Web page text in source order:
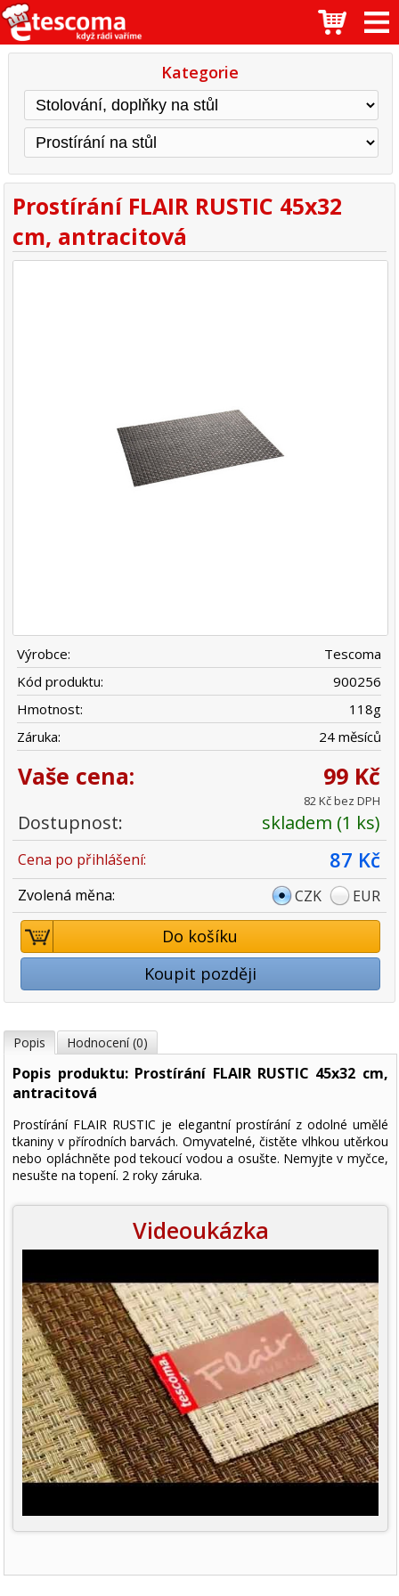
Kategorie
Prostírání FLAIR RUSTIC 45x32
cm, antracitová
Výrobce:
Tescoma
Kód produktu:
900256
Hmotnost:
118g
Záruka:
24 měsíců
Vaše cena: 99 Kč
82 Kč bez DPH
Dostupnost: skladem (1 ks)
Cena po přihlášení: 87 Kč
Zvolená měna: CZK EUR
Do košíku
Koupit později
Popis Hodnocení (0)
Popis produktu: Prostírání FLAIR RUSTIC 45x32 cm,
antracitová
Prostírání FLAIR RUSTIC je elegantní prostírání z odolné umělé
tkaniny v přírodních barvách. Omyvatelné, čistěte vlhkou utěrkou
nebo opláchněte pod tekoucí vodou a osušte. Nemyjte v myčce,
nesušte na topení. 2 roky záruka.
Videoukázka